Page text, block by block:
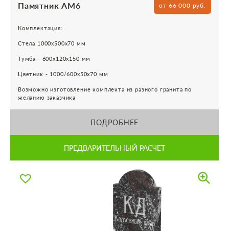
Памятник АМ6 от 66 000 руб.
Комплектация:
Стела 1000х500х70 мм
Тумба - 600х120х150 мм
Цветник - 1000/600х50х70 мм
Возможно изготовление комплекта из разного гранита по
желанию заказчика
ПОДРОБНЕЕ
ПРЕДВАРИТЕЛЬНЫЙ РАСЧЕТ